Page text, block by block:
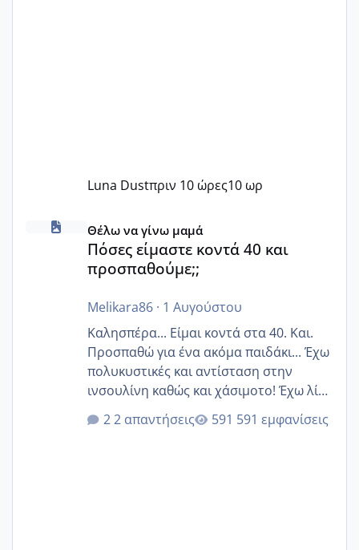
Luna Dustπριν 10 ώρες10 ωρ
Πόσες είμαστε κοντά 40 και προσπαθούμε;;
Θέλω να γίνω μαμά
Πόσες είμαστε κοντά 40 και
προσπαθούμε;;
Melikara86· 1 Αυγούστου
Καλησπέρα... Είμαι κοντά στα 40. Και.
Προσπαθώ για ένα ακόμα παιδάκι... Έχω
πολυκυστικές και αντίσταση στην
ινσουλίνη καθώς και χάσιμοτο! Έχω λίγα
κιλά παραπάνω και όσο κ αν προσπαθώ
δεν χάνω εύκολα! Προσπαθώ για ακόμη
2 απαντήσεις 591 εμφανίσεις